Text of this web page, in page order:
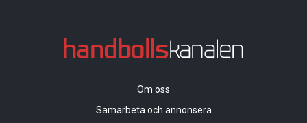
Om oss
Samarbeta och annonsera